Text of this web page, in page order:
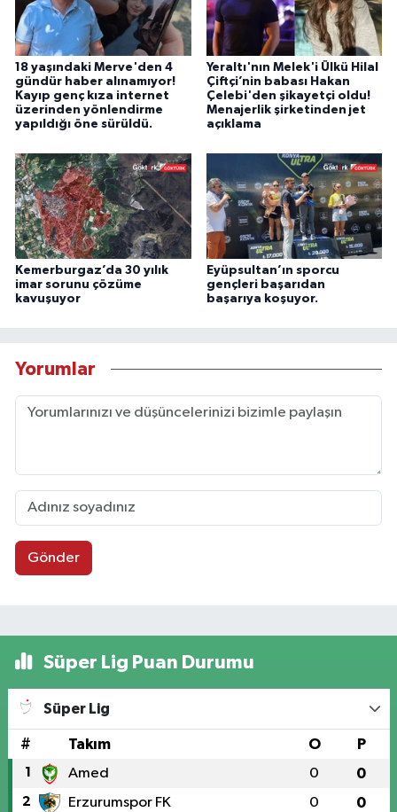
18 yaşındaki Merve'den 4
gündür haber alınamıyor!
Kayıp genç kıza internet
üzerinden yönlendirme
yapıldığı öne sürüldü.
Yeraltı'nın Melek'i Ülkü Hilal
Çiftçi’nin babası Hakan
Çelebi'den şikayetçi oldu!
Menajerlik şirketinden jet
açıklama
Kemerburgaz’da 30 yılık
imar sorunu çözüme
kavuşuyor
Eyüpsultan’ın sporcu
gençleri başarıdan
başarıya koşuyor.
Yorumlar
Gönder
Süper Lig Puan Durumu
Süper Lig
# Takım O P
1 Amed 0 0
2 Erzurumspor FK 0 0